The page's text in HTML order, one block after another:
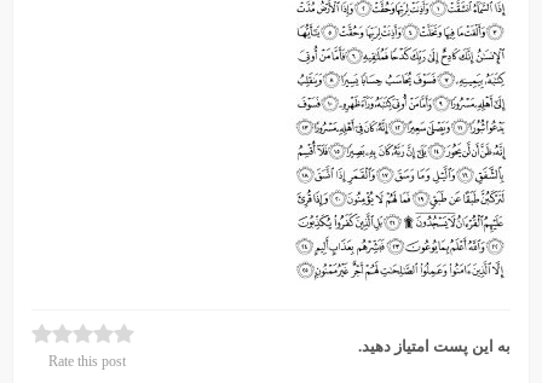
به این پست امتیاز دهید.
Rate this post